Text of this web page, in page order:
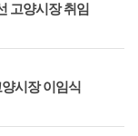
고양시장 취임
시장 이임식